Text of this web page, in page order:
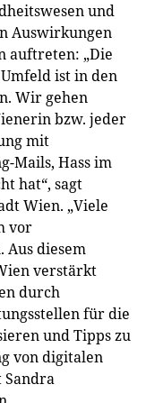
und
Auswirkungen
auftreten: „Die
ist in den
Wir gehen
bzw. jeder
mit
Mails, Hass im
hat“, sagt
Wien. „Viele
vor
diesem
verstärkt
durch
für die
und Tipps zu
von digitalen
Sandra